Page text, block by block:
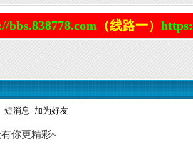
bbs.838778.com（线路一）
短消息 加为好友
你更精彩~